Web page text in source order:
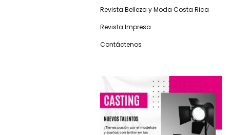
Revista Belleza y Moda Costa Rica
Revista Impresa
Contáctenos